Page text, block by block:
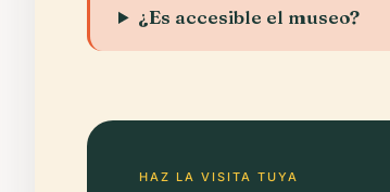
¿Es accesible el museo?
HAZ LA VISITA TUYA